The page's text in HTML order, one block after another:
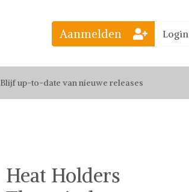
Bestel jouw favoriete looks
Blijf up-to-date van nieuwe releases
Aanmelden Login
Heat Holders